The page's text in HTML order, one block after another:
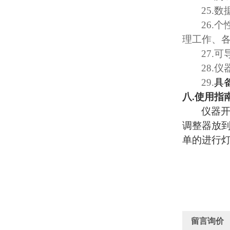
25.数
26.个
理工作、
27.可
28.仪
29.具
八.使用指
仪器
调整器放
单的进行
留言询价